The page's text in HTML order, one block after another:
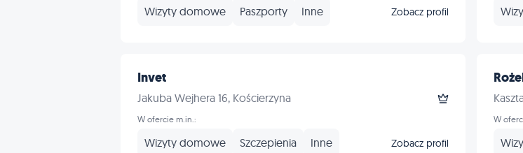
Wizyty domowe Paszporty Inne Zobacz profil
Invet
Jakuba Wejhera 16, Kościerzyna
W ofercie m.in.:
Wizyty domowe Szczepienia Inne Zobacz profil
W